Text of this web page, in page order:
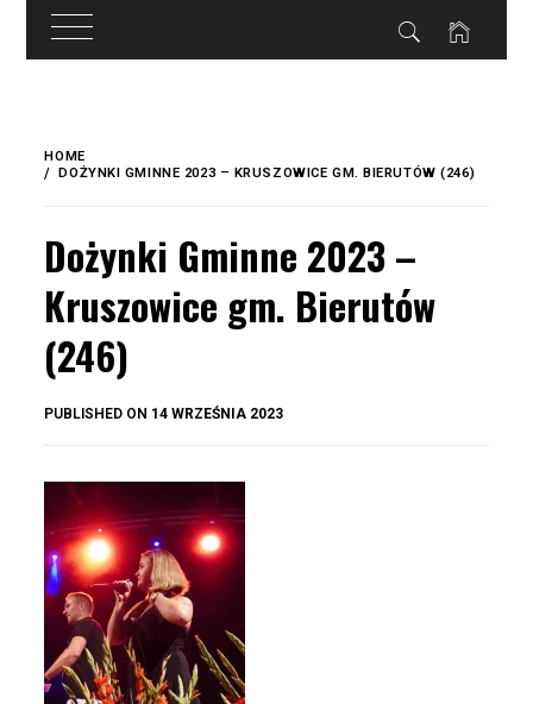
treści
content
HOME
DOŻYNKI GMINNE 2023 – KRUSZOWICE GM. BIERUTÓW (246)
Dożynki Gminne 2023 –
Kruszowice gm. Bierutów
(246)
PUBLISHED ON 14 WRZEŚNIA 2023